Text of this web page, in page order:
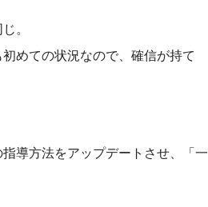
。
めての状況なので、確信が持て
導方法をアップデートさせ、「一